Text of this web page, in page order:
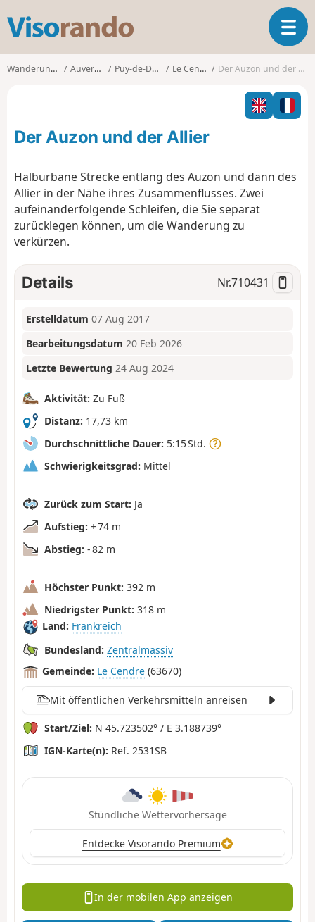
s
o
o
T
o
l
n
g
Wanderungen Auvergne Puy-de-Dôme Le Cendre Der Auzon und der Allier
Der Auzon und der Allier
Halburbane Strecke entlang des Auzon und dann des
Allier in der Nähe ihres Zusammenflusses. Zwei
aufeinanderfolgende Schleifen, die Sie separat
zurücklegen können, um die Wanderung zu
verkürzen.
Details Nr.710431
Erstelldatum 07 Aug 2017
Bearbeitungsdatum 20 Feb 2026
Letzte Bewertung 24 Aug 2024
Aktivität: Zu Fuß
Distanz: 17,73 km
Durchschnittliche Dauer: 5:15 Std.
Schwierigkeitsgrad: Mittel
Zurück zum Start: Ja
Aufstieg: + 74 m
Abstieg: - 82 m
Höchster Punkt: 392 m
Niedrigster Punkt: 318 m
Land: Frankreich
Bundesland: Zentralmassiv
Gemeinde: Le Cendre (63670)
Mit öffentlichen Verkehrsmitteln anreisen
Start/Ziel: N 45.723502° / E 3.188739°
IGN-Karte(n): Ref. 2531SB
Stündliche Wettervorhersage
Entdecke Visorando Premium
In der mobilen App anzeigen